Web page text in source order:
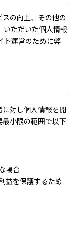
の向上、その他の
いただいた個人情報
ト運営のために弊
対し個人情報を開
小限の範囲で以下
場合
益を保護するため